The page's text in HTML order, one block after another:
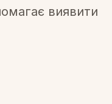
виявити